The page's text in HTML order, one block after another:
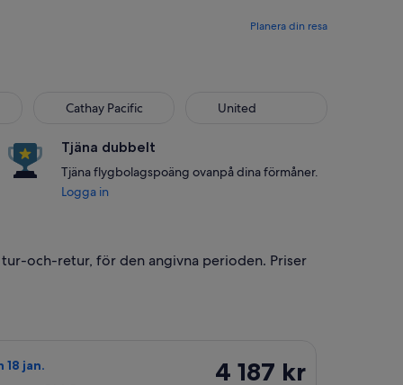
Planera din resa
Cathay Pacific
Cathay Pacific United
United
Tjäna dubbelt
Tjäna flygbolagspoäng ovanpå dina förmåner.
Logga in
och-retur, för den angivna perioden. Priser
18 jan.
4 187 kr
4 187 kr